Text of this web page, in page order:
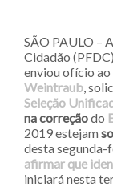
SÃO PAULO –
Cidadão
enviou ofício ao
Weintraub,
Seleção
na correçãodo
2019 estejam
desta segunda-
afirmar que
iniciará nesta